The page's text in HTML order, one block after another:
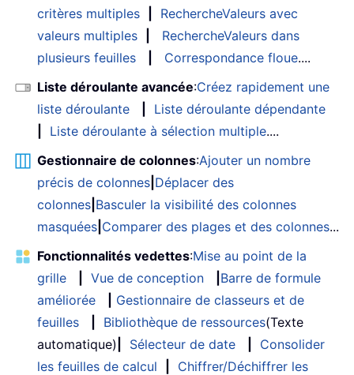
critères multiples
RechercheValeurs avec
valeurs multiples
RechercheValeurs dans
plusieurs feuilles
Correspondance floue....
Liste déroulante avancée:Créez rapidement une
liste déroulante
Liste déroulante dépendante
Liste déroulante à sélection multiple....
Gestionnaire de colonnes:Ajouter un nombre
précis de colonnes Déplacer des
colonnes Basculer la visibilité des colonnes
masquées Comparer des plages et des colonnes...
Fonctionnalités vedettes:Mise au point de la
grille
Vue de conception
Barre de formule
améliorée
Gestionnaire de classeurs et de
feuilles
Bibliothèque de ressources(Texte
automatique)
Sélecteur de date
Consolider
les feuilles de calcul
Chiffrer/Déchiffrer les